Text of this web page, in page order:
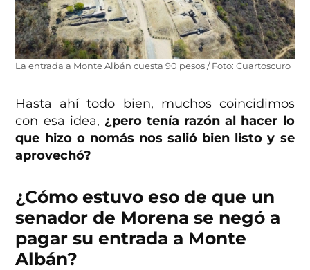
La entrada a Monte Albán cuesta 90 pesos / Foto: Cuartoscuro
Hasta ahí todo bien, muchos coincidimos
con esa idea, ¿pero tenía razón al hacer lo
que hizo o nomás nos salió bien listo y se
aprovechó?
¿Cómo estuvo eso de que un
senador de Morena se negó a
pagar su entrada a Monte
Albán?